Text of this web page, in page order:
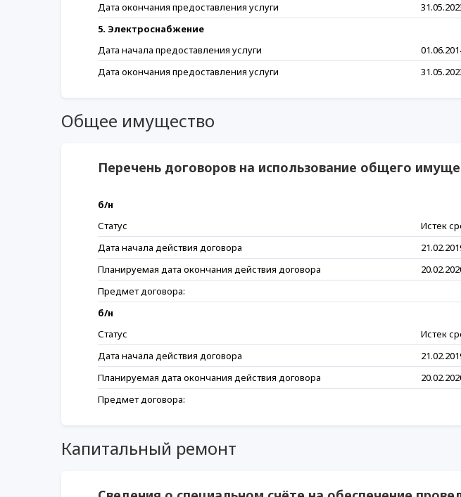
Дата окончания предоставления услуги
5. Электроснабжение
Дата начала предоставления услуги
Дата окончания предоставления услуги
Общее имущество
Перечень договоров на использование общего
б/н
Статус
Истек
Дата начала действия договора
Планируемая дата окончания действия договора
Предмет договора:
б/н
Статус
Истек
Дата начала действия договора
Планируемая дата окончания действия договора
Предмет договора:
Капитальный ремонт